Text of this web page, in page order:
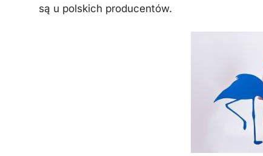
są u polskich producentów.